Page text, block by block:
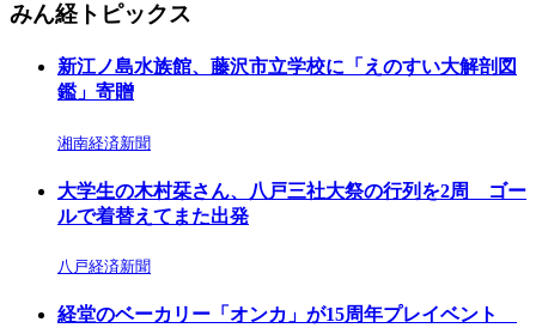
みん経トピックス
新江ノ島水族館、藤沢市立学校に「えのすい大解剖図
鑑」寄贈
湘南経済新聞
大学生の木村栞さん、八戸三社大祭の行列を2周 ゴー
ルで着替えてまた出発
八戸経済新聞
経堂のベーカリー「オンカ」が15周年プレイベント